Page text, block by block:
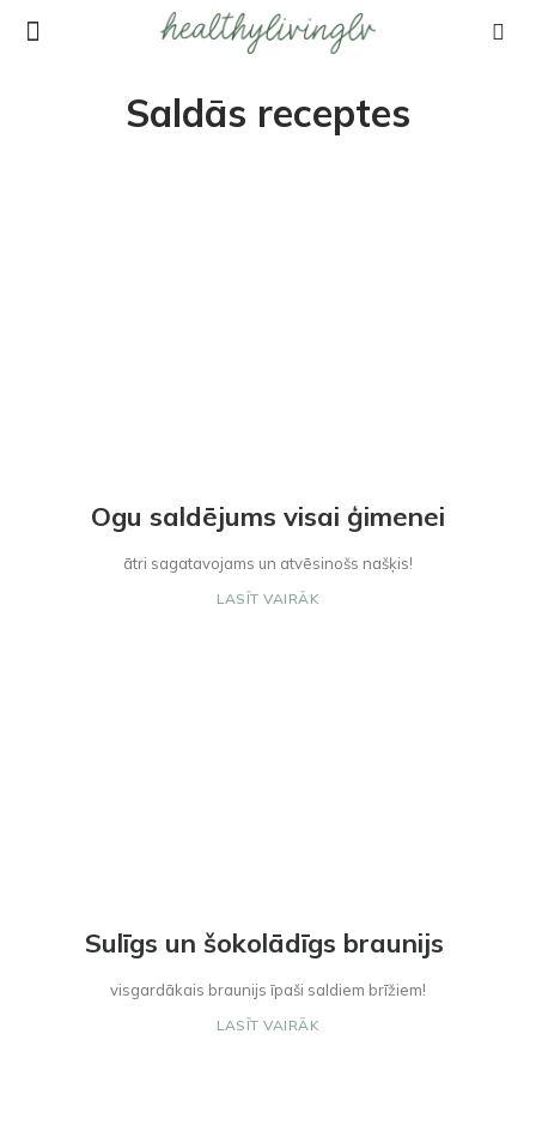
Saldās receptes
Ogu saldējums visai ģimenei
ātri sagatavojams un atvēsinošs našķis!
LASĪT VAIRĀK
Sulīgs un šokolādīgs braunijs
visgardākais braunijs īpaši saldiem brīžiem!
LASĪT VAIRĀK